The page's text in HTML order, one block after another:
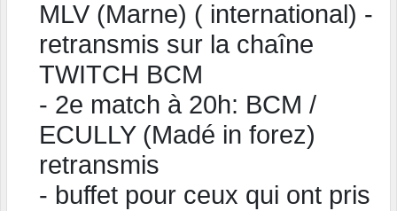
MLV (Marne) ( international) -
retransmis sur la chaîne
TWITCH BCM
- ⁠2e match à 20h: BCM /
ECULLY (Madé in forez)
retransmis
- ⁠buffet pour ceux qui ont pris